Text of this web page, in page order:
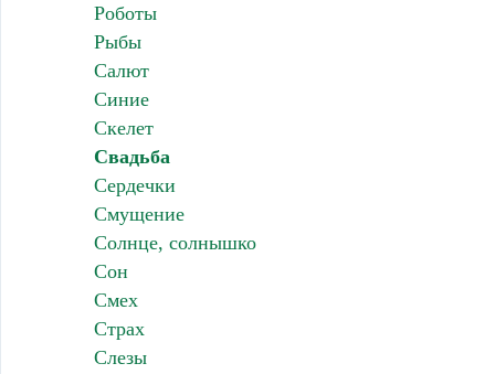
Роботы
Рыбы
Салют
Синие
Скелет
Свадьба
Сердечки
Смущение
Солнце, солнышко
Сон
Смех
Страх
Слезы